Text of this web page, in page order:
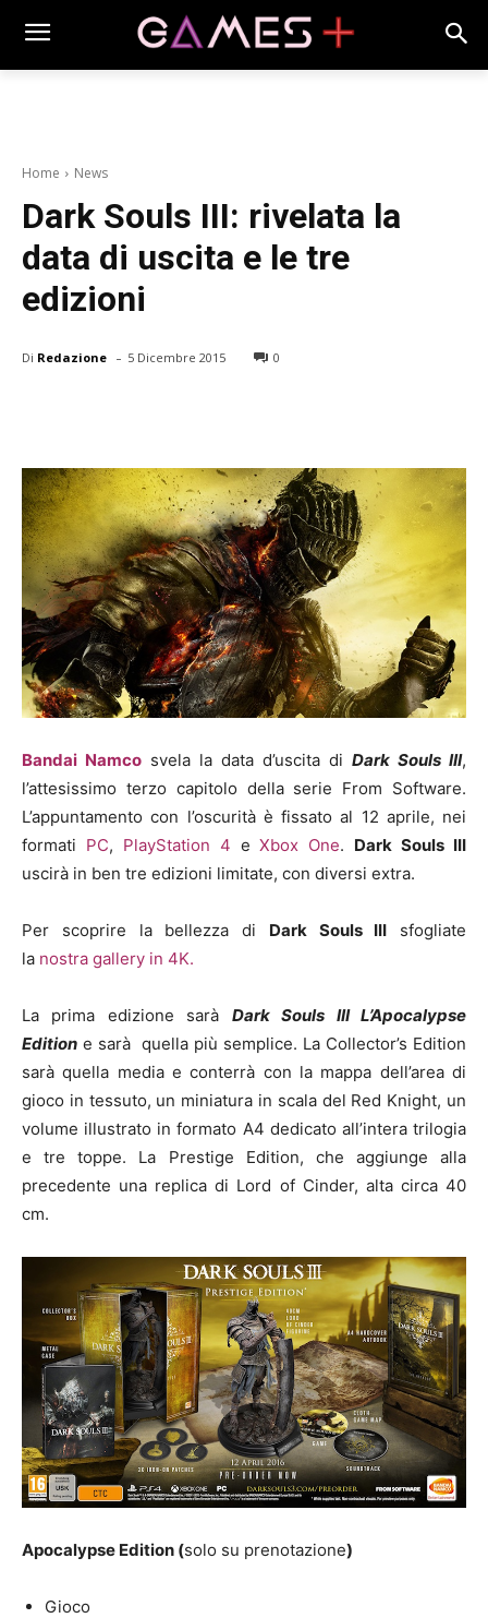
Home News
Dark Souls III: rivelata la
data di uscita e le tre
edizioni
Di Redazione - 5 Dicembre 2015 0
Bandai Namco svela la data d’uscita di Dark Souls III,
l’attesissimo terzo capitolo della serie From Software.
L’appuntamento con l’oscurità è fissato al 12 aprile, nei
formati PC, PlayStation 4 eXbox One. Dark Souls III
uscirà in ben tre edizioni limitate, con diversi extra.
Per scoprire la bellezza di Dark Souls III sfogliate
la nostra gallery in 4K.
La prima edizione sarà Dark Souls III L’Apocalypse
Edition e sarà quella più semplice. La Collector’s Edition
sarà quella media e conterrà con la mappa dell’area di
gioco in tessuto, un miniatura in scala del Red Knight, un
volume illustrato in formato A4 dedicato all’intera trilogia
e tre toppe. La Prestige Edition, che aggiunge alla
precedente una replica di Lord of Cinder, alta circa 40
cm.
Apocalypse Edition (solo su prenotazione)
Gioco